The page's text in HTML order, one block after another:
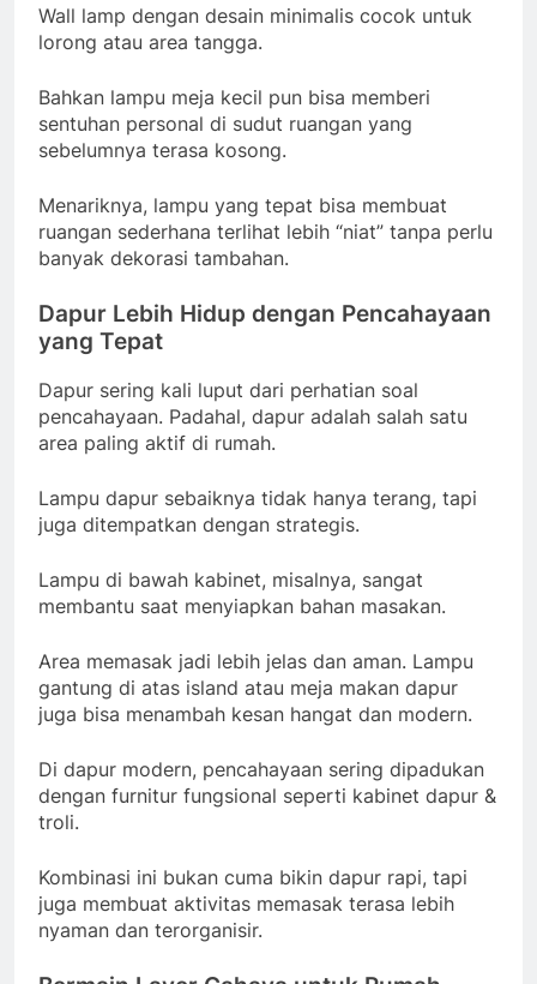
Wall lamp dengan desain minimalis cocok untuk
lorong atau area tangga.
Bahkan lampu meja kecil pun bisa memberi
sentuhan personal di sudut ruangan yang
sebelumnya terasa kosong.
Menariknya, lampu yang tepat bisa membuat
ruangan sederhana terlihat lebih “niat” tanpa perlu
banyak dekorasi tambahan.
Dapur Lebih Hidup dengan Pencahayaan
yang Tepat
Dapur sering kali luput dari perhatian soal
pencahayaan. Padahal, dapur adalah salah satu
area paling aktif di rumah.
Lampu dapur sebaiknya tidak hanya terang, tapi
juga ditempatkan dengan strategis.
Lampu di bawah kabinet, misalnya, sangat
membantu saat menyiapkan bahan masakan.
Area memasak jadi lebih jelas dan aman. Lampu
gantung di atas island atau meja makan dapur
juga bisa menambah kesan hangat dan modern.
Di dapur modern, pencahayaan sering dipadukan
dengan furnitur fungsional seperti kabinet dapur &
troli.
Kombinasi ini bukan cuma bikin dapur rapi, tapi
juga membuat aktivitas memasak terasa lebih
nyaman dan terorganisir.